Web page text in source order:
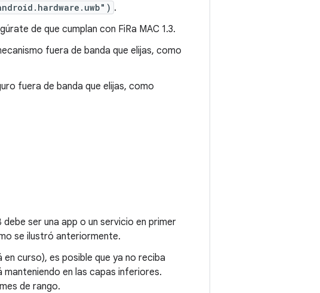
.
de que cumplan con FiRa MAC 1.3.
fuera de banda que elijas, como
fuera de banda que elijas, como
ser una app o un servicio en primer
se ilustró anteriormente.
curso), es posible que ya no reciba
manteniendo en las capas inferiores.
de rango.